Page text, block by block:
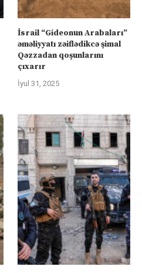
İsrail “Gideonun Arabaları”
əməliyyatı zəiflədikcə şimal
Qəzzadan qoşunlarını
çıxarır
İyul 31, 2025